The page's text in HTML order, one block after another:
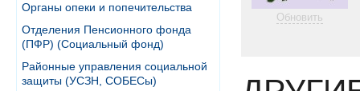
Органы опеки и попечительства
Отделения Пенсионного фонда
(ПФР) (Социальный фонд)
Районные управления социальной
защиты (УСЗН, СОБЕСы)
Обновить